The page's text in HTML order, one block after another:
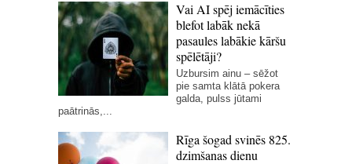
Vai AI spēj iemācīties
blefot labāk nekā
pasaules labākie kāršu
spēlētāji?
Uzbursim ainu – sēžot
pie samta klātā pokera
galda, pulss jūtami
paātrinās,...
Rīga šogad svinēs 825.
dzimšanas dienu